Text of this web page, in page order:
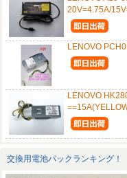
20V=4.75A/
LENOVO
LENOVO
交換用電池パックランキング！